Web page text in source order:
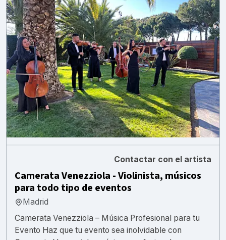
Contactar con el artista
Camerata Venezziola - Violinista, músicos
para todo tipo de eventos
Madrid
Camerata Venezziola – Música Profesional para tu
Evento Haz que tu evento sea inolvidable con